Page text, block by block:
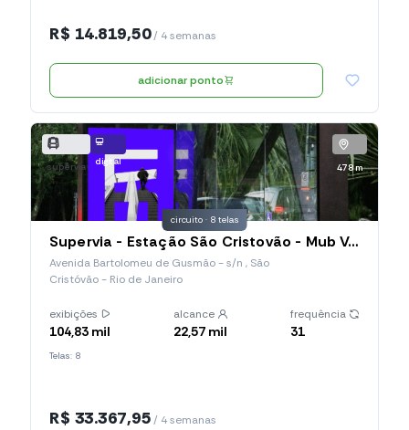
R$ 14.819,50/ 4 semanas
adicionar ponto
supervia digital
478 m
circuito · 8 telas
Supervia - Estação São Cristovão - Mub Vertical
Avenida Bartolomeu de Gusmão - s/n , São
Cristóvão - Rio de Janeiro
exibições
104,83 mil
alcance
22,57 mil
frequência
31
Telas: 8
R$ 33.367,95/ 4 semanas